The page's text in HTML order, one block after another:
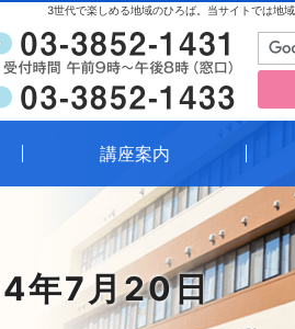
年7月20日
3世代で楽しめる地域のひろば。当サイトでは地
時（窓口）
講座案内